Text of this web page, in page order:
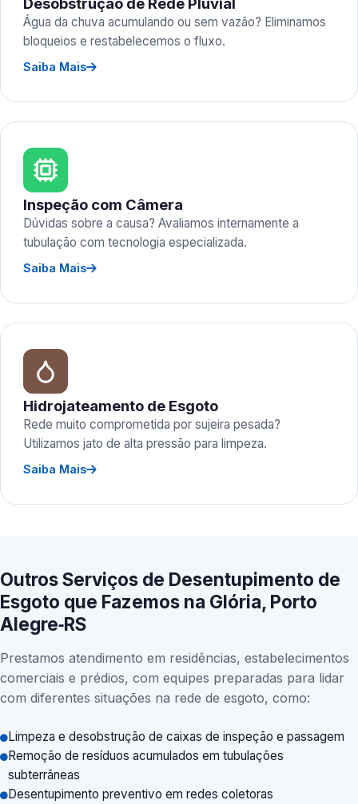
Água da chuva acumulando ou sem vazão? Eliminamos
bloqueios e restabelecemos o fluxo.
Saiba Mais
Inspeção com Câmera
Dúvidas sobre a causa? Avaliamos internamente a
tubulação com tecnologia especializada.
Saiba Mais
Hidrojateamento de Esgoto
Rede muito comprometida por sujeira pesada?
Utilizamos jato de alta pressão para limpeza.
Saiba Mais
Outros Serviços de Desentupimento de
Esgoto que Fazemos na Glória, Porto
Alegre‑RS
Prestamos atendimento em residências, estabelecimentos
comerciais e prédios, com equipes preparadas para lidar
com diferentes situações na rede de esgoto, como:
Limpeza e desobstrução de caixas de inspeção e passagem
Remoção de resíduos acumulados em tubulações
subterrâneas
Desentupimento preventivo em redes coletoras